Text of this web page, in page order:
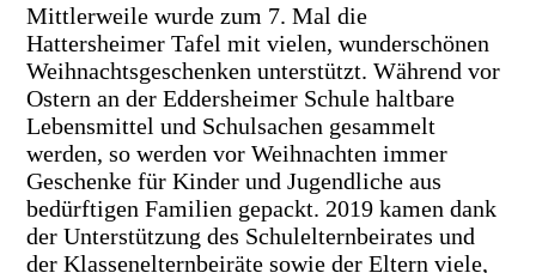
Mittlerweile wurde zum 7. Mal die
Hattersheimer Tafel mit vielen, wunderschönen
Weihnachtsgeschenken unterstützt. Während vor
Ostern an der Eddersheimer Schule haltbare
Lebensmittel und Schulsachen gesammelt
werden, so werden vor Weihnachten immer
Geschenke für Kinder und Jugendliche aus
bedürftigen Familien gepackt. 2019 kamen dank
der Unterstützung des Schulelternbeirates und
der Klassenelternbeiräte sowie der Eltern viele,